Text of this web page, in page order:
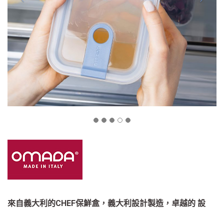
來自義大利的CHEF保鮮盒，義大利設計製造，卓越的 設